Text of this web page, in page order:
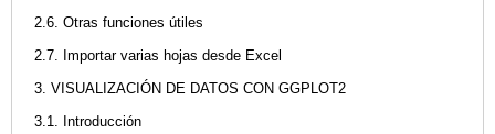
2.6. Otras funciones útiles
2.7. Importar varias hojas desde Excel
3. VISUALIZACIÓN DE DATOS CON GGPLOT2
3.1. Introducción